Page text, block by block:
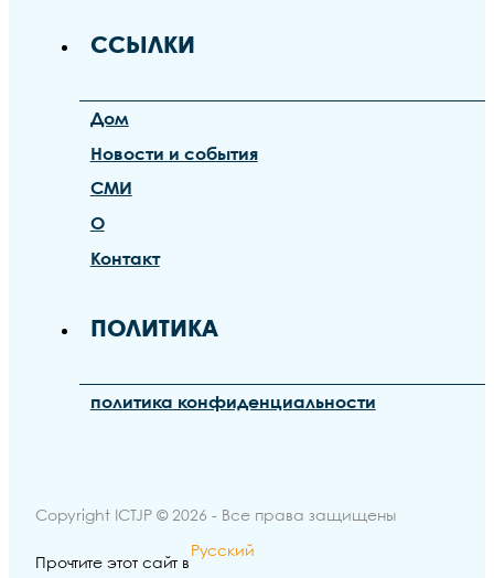
ССЫЛКИ
Дом
Новости и события
СМИ
О
Контакт
ПОЛИТИКА
политика конфиденциальности
Copyright ICTJP © 2026 - Все права защищены
Прочтите этот сайт в
Русский